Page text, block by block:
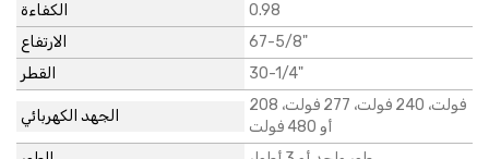
الكفاءة
0.98
الارتفاع
67-5/8"
القطر
30-1/4"
الجهد الكهربائي
208 فولت، 240 فولت، 277 فولت،
أو 480 فولت